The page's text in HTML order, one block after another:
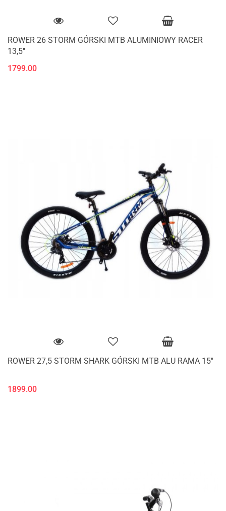
ROWER 26 STORM GÓRSKI MTB ALUMINIOWY RACER
13,5''
1799.00
ROWER 27,5 STORM SHARK GÓRSKI MTB ALU RAMA 15''
1899.00